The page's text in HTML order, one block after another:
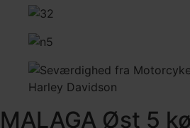
MALAGA Øst 5